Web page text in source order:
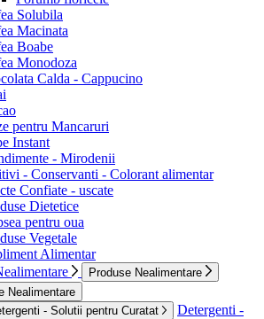
Solubila
Macinata
Boabe
Monodoza
Calda - Cappucino
pentru Mancaruri
Instant
- Mirodenii
- Conservanti - Colorant alimentar
Confiate - uscate
Dietetice
pentru oua
Vegetale
Alimentar
Produse Nealimentare
Nealimentare
- Solutii pentru Curatat
Detergenti -